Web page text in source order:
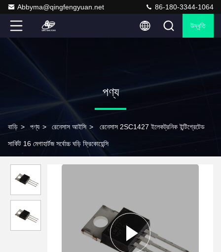
Abbyma@qingfengyuan.net 86-180-3344-1064
উদ্ধৃতি
পণ্য
বাড়ি > পণ্য > রেনেসাস আইসি > রেনেসাস 2SC1427 ইলেকট্রনিক ইন্টিগ্রেটেড
সার্কিট 16 মেগাহার্টজ সর্বোচ্চ ঘড়ি ফ্রিকোয়েন্সি